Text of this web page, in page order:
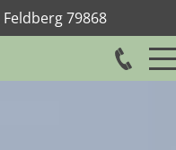
Feldberg79868